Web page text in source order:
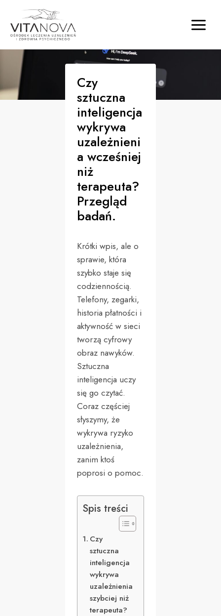
Czy
sztuczna
inteligencja
wykrywa
uzależnieni
a wcześniej
niż
terapeuta?
Przegląd
badań.
Krótki wpis, ale o
sprawie, która
szybko staje się
codziennością.
Telefony, zegarki,
historia płatności i
aktywność w sieci
tworzą cyfrowy
obraz nawyków.
Sztuczna
inteligencja uczy
się go czytać.
Coraz częściej
słyszymy, że
wykrywa ryzyko
uzależnienia,
zanim ktoś
poprosi o pomoc.
Spis treści
Czy
sztuczna
inteligencja
wykrywa
uzależnienia
szybciej niż
terapeuta?